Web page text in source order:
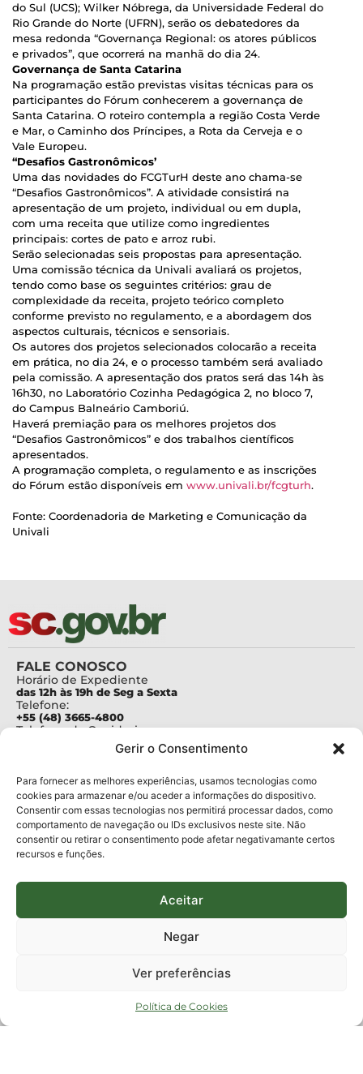
Gerir o Consentimento
Para fornecer as melhores experiências, usamos tecnologias como
cookies para armazenar e/ou aceder a informações do dispositivo.
Consentir com essas tecnologias nos permitirá processar dados, como
comportamento de navegação ou IDs exclusivos neste site. Não
consentir ou retirar o consentimento pode afetar negativamante certos
recursos e funções.
Aceitar
Negar
Ver preferências
Política de Cookies
do Sul (UCS); Wilker Nóbrega, da Universidade Federal do
Rio Grande do Norte (UFRN), serão os debatedores da
mesa redonda “Governança Regional: os atores públicos
e privados”, que ocorrerá na manhã do dia 24.
Governança de Santa Catarina
Na programação estão previstas visitas técnicas para os
participantes do Fórum conhecerem a governança de
Santa Catarina. O roteiro contempla a região Costa Verde
e Mar, o Caminho dos Príncipes, a Rota da Cerveja e o
Vale Europeu.
“Desafios Gastronômicos’
Uma das novidades do FCGTurH deste ano chama-se
“Desafios Gastronômicos”. A atividade consistirá na
apresentação de um projeto, individual ou em dupla,
com uma receita que utilize como ingredientes
principais: cortes de pato e arroz rubi.
Serão selecionadas seis propostas para apresentação.
Uma comissão técnica da Univali avaliará os projetos,
tendo como base os seguintes critérios: grau de
complexidade da receita, projeto teórico completo
conforme previsto no regulamento, e a abordagem dos
aspectos culturais, técnicos e sensoriais.
Os autores dos projetos selecionados colocarão a receita
em prática, no dia 24, e o processo também será avaliado
pela comissão. A apresentação dos pratos será das 14h às
16h30, no Laboratório Cozinha Pedagógica 2, no bloco 7,
do Campus Balneário Camboriú.
Haverá premiação para os melhores projetos dos
“Desafios Gastronômicos” e dos trabalhos científicos
apresentados.
A programação completa, o regulamento e as inscrições
do Fórum estão disponíveis em www.univali.br/fcgturh.
Fonte: Coordenadoria de Marketing e Comunicação da
Univali
FALE CONOSCO
Horário de Expediente
das 12h às 19h de Seg a Sexta
Telefone:
+55 (48) 3665-4800
Telefone da Ouvidoria
Para assuntos relacionados à Pesquisa
pesquisa@fapesc.sc.gov.br
Para assuntos relacionados à Inovação
inovacao@fapesc.sc.gov.br
Para assuntos relacionados à Bolsas
bolsas@fapesc.sc.gov.br
Para assuntos relacionados à Prestação de Contas
Para assuntos relacionados à Plataforma
plataforma@fapesc.sc.gov.br
Jair Artur da Silva dpo@fapesc.sc.gov.br 3665-4831
km 01, Módulo 12A, Edifício Fapesc / Celta, 5° andar